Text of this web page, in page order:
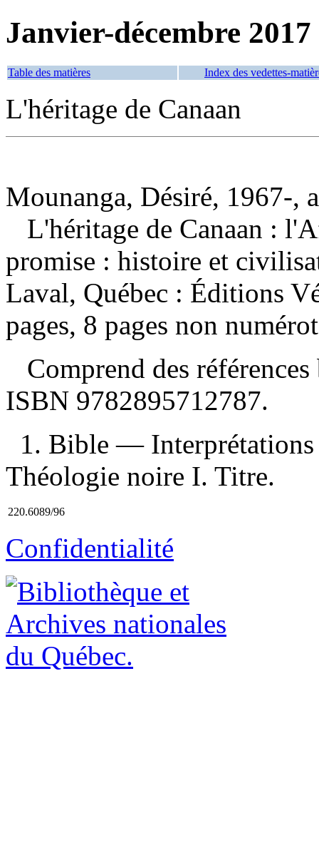
Janvier-décembre 2017
Table des matières Index des vedettes-
L'héritage de Canaan
Mounanga, Désiré, 1967-,
L'héritage de Canaan :
promise : histoire et
Laval, Québec : Éditions
pages, 8 pages non
Comprend des
ISBN 9782895712787.
1. Bible — Interprétations
Théologie noire I. Titre.
220.6089/96
Confidentialité